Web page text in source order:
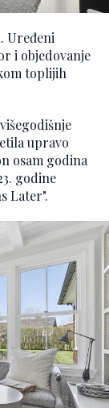
Uređeni
i objedovanje
toplijih
upravo
osam godina
godine
Later".